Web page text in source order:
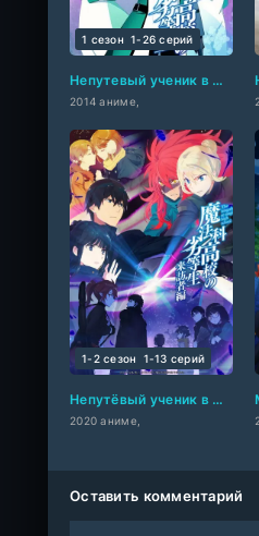
Непутевый ученик в школе магии
2014 аниме,
1 сезон 1-26 cерий
Непутёвый ученик в школе магии: Гость
2020 аниме,
1-2 сезон 1-13 cерий
Оставить комментарий